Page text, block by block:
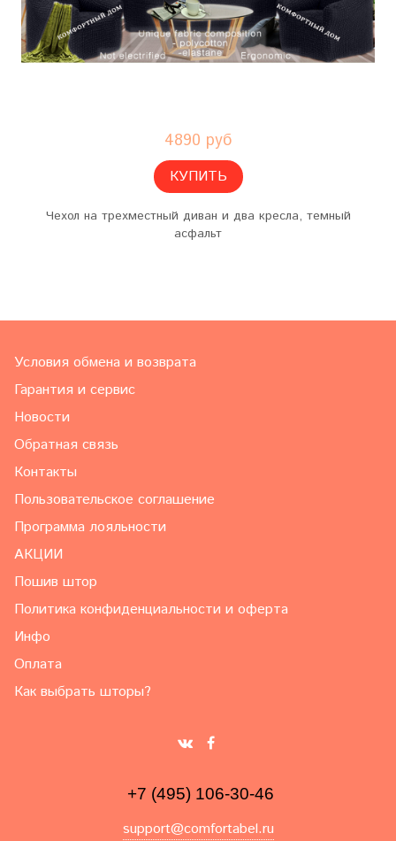
4890 руб
КУПИТЬ
Чехол на трехместный диван и два кресла, темный
асфальт
Условия обмена и возврата
Гарантия и сервис
Новости
Обратная связь
Контакты
Пользовательское соглашение
Программа лояльности
АКЦИИ
Пошив штор
Политика конфиденциальности и оферта
Инфо
Оплата
Как выбрать шторы?
+7 (495) 106-30-46
support@comfortabel.ru